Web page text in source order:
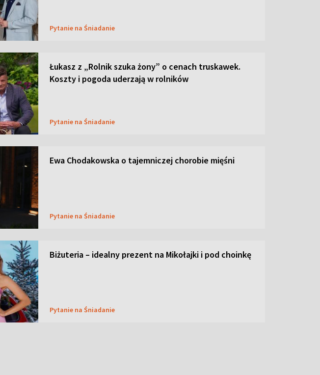
Pytanie na Śniadanie
Łukasz z „Rolnik szuka żony” o cenach truskawek.
Koszty i pogoda uderzają w rolników
Pytanie na Śniadanie
Ewa Chodakowska o tajemniczej chorobie mięśni
Pytanie na Śniadanie
Biżuteria – idealny prezent na Mikołajki i pod choinkę
Pytanie na Śniadanie